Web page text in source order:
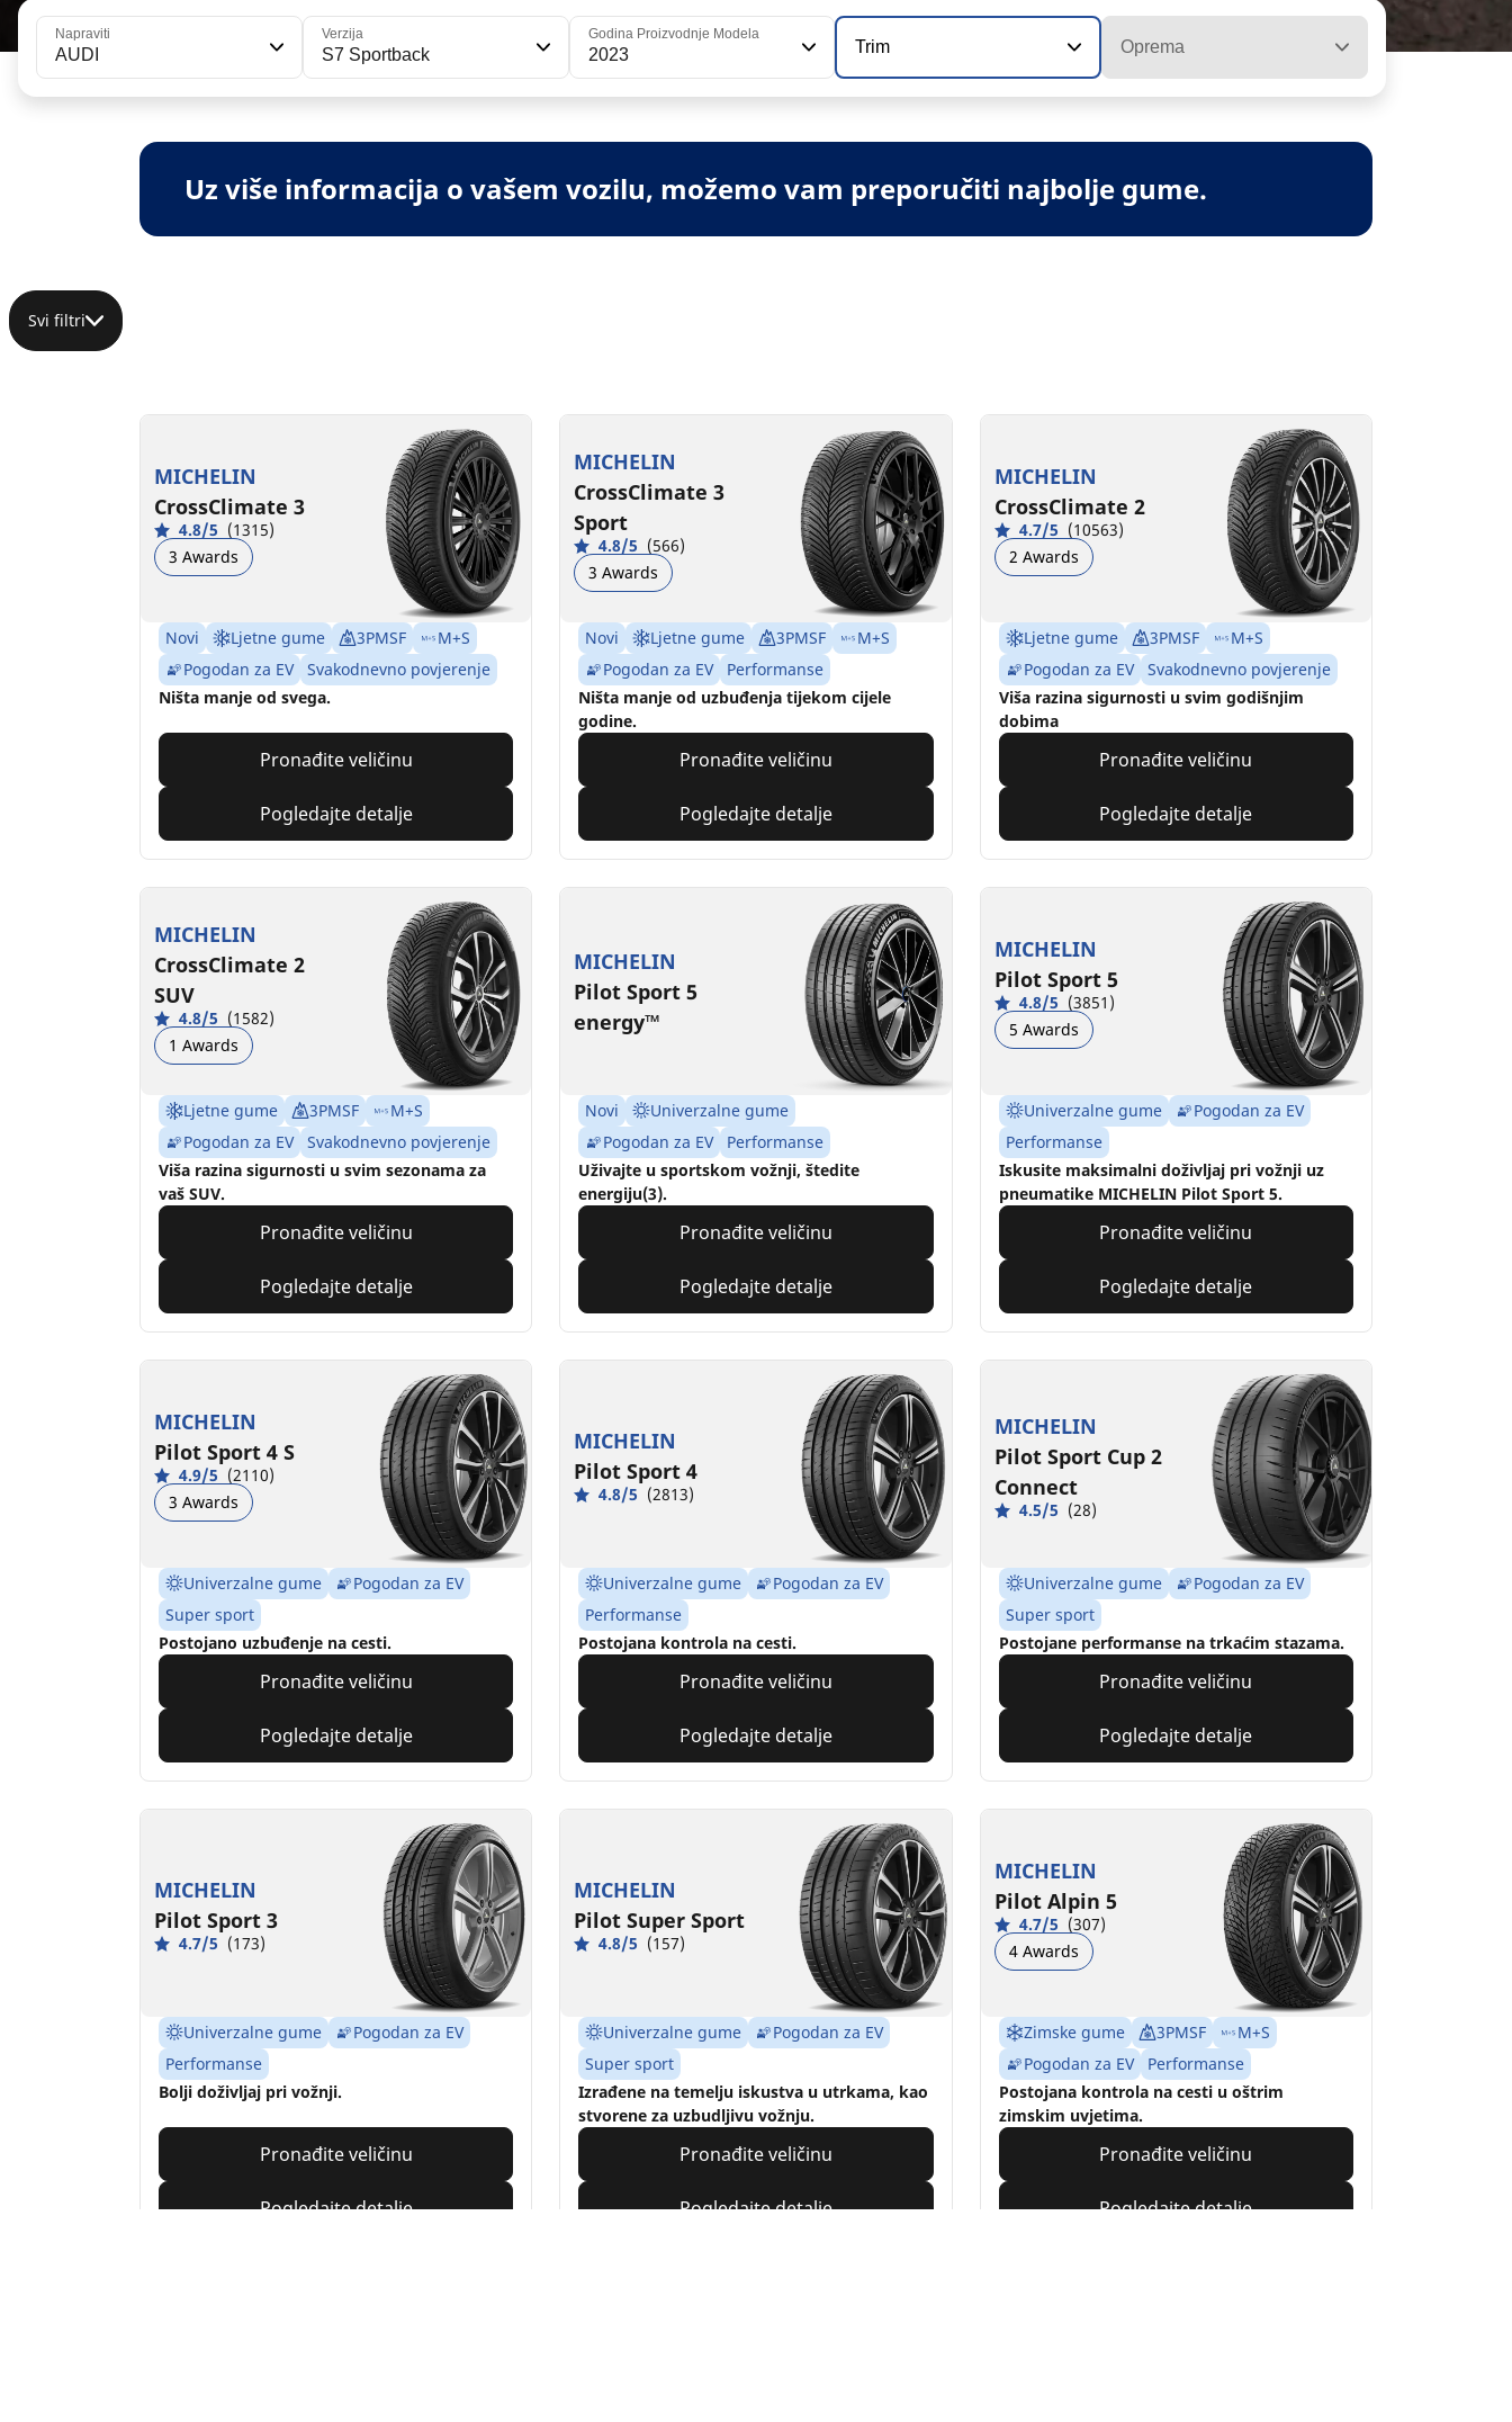
Napraviti
AUDI
Verzija
S7 Sportback
Godina Proizvodnje Modela
2023 Trim Oprema
Uz više informacija o vašem vozilu, možemo vam preporučiti najbolje gume.
Svi filtri
MICHELIN
CrossClimate 3
4.8/5 (1315)
3 Awards
Novi Ljetne gume 3PMSF
M+S
Pogodan za EV
Svakodnevno povjerenje
Ništa manje od svega.
Pronađite veličinu
Pogledajte detalje
MICHELIN
CrossClimate 3
Sport
4.8/5 (566)
3 Awards
Novi Ljetne gume 3PMSF
M+S
Pogodan za EV
Performanse
Ništa manje od uzbuđenja tijekom cijele
godine.
Pronađite veličinu
Pogledajte detalje
MICHELIN
CrossClimate 2
4.7/5 (10563)
2 Awards
Ljetne gume 3PMSF
M+S
Pogodan za EV
Svakodnevno povjerenje
Viša razina sigurnosti u svim godišnjim
dobima
Pronađite veličinu
Pogledajte detalje
MICHELIN
CrossClimate 2
SUV
4.8/5 (1582)
1 Awards
Ljetne gume 3PMSF
M+S
Pogodan za EV
Svakodnevno povjerenje
Viša razina sigurnosti u svim sezonama za
vaš SUV.
Pronađite veličinu
Pogledajte detalje
MICHELIN
Pilot Sport 5
energy™
Novi
Univerzalne gume
Pogodan za EV
Performanse
Uživajte u sportskom vožnji, štedite
energiju(3).
Pronađite veličinu
Pogledajte detalje
MICHELIN
Pilot Sport 5
4.8/5 (3851)
5 Awards
Univerzalne gume
Pogodan za EV
Performanse
Iskusite maksimalni doživljaj pri vožnji uz
pneumatike MICHELIN Pilot Sport 5.
Pronađite veličinu
Pogledajte detalje
MICHELIN
Pilot Sport 4 S
4.9/5 (2110)
3 Awards
Univerzalne gume
Pogodan za EV
Super sport
Postojano uzbuđenje na cesti.
Pronađite veličinu
Pogledajte detalje
MICHELIN
Pilot Sport 4
4.8/5 (2813)
Univerzalne gume
Pogodan za EV
Performanse
Postojana kontrola na cesti.
Pronađite veličinu
Pogledajte detalje
MICHELIN
Pilot Sport Cup 2
Connect
4.5/5 (28)
Univerzalne gume
Pogodan za EV
Super sport
Postojane performanse na trkaćim stazama.
Pronađite veličinu
Pogledajte detalje
MICHELIN
Pilot Sport 3
4.7/5 (173)
Univerzalne gume
Pogodan za EV
Performanse
Bolji doživljaj pri vožnji.
Pronađite veličinu
Pogledajte detalje
MICHELIN
Pilot Super Sport
4.8/5 (157)
Univerzalne gume
Pogodan za EV
Super sport
Izrađene na temelju iskustva u utrkama, kao
stvorene za uzbudljivu vožnju.
Pronađite veličinu
Pogledajte detalje
MICHELIN
Pilot Alpin 5
4.7/5 (307)
4 Awards
Zimske gume 3PMSF
M+S
Pogodan za EV
Performanse
Postojana kontrola na cesti u oštrim
zimskim uvjetima.
Pronađite veličinu
Pogledajte detalje